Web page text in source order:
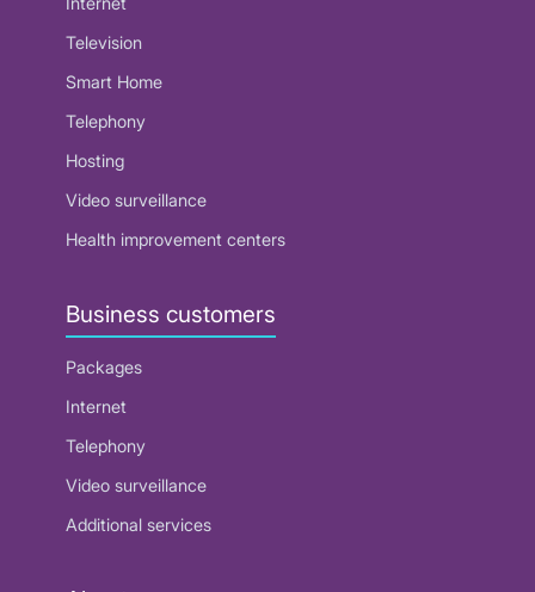
Television
Smart Home
Telephony
Hosting
Video surveillance
Health improvement centers
Business customers
Packages
Internet
Telephony
Video surveillance
Additional services